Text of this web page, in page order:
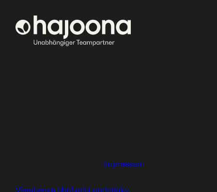
Impressum
Všeobecné obchodní podmínky